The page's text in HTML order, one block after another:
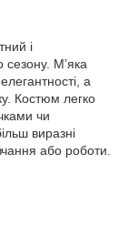
і
сезону. М’яка
а
Костюм легко
чи
виразні
або роботи.